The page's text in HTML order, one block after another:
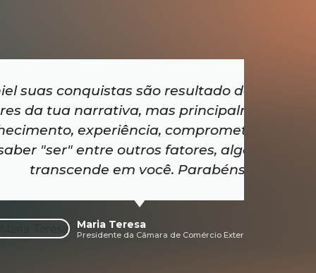
são resultado de todos os
mas principalmente de
comprometimento e
outros fatores, algo que
em você. Parabéns!
Teresa
da Câmara de Comércio Exterior na FIESC